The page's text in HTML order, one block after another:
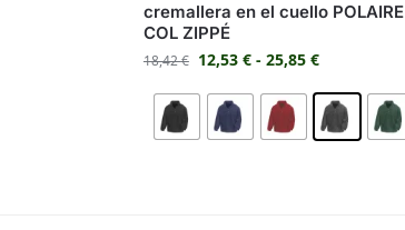
cremallera en el cuello POLAIRE
COL ZIPPÉ
18,42€ 12,53 € - 25,85 €